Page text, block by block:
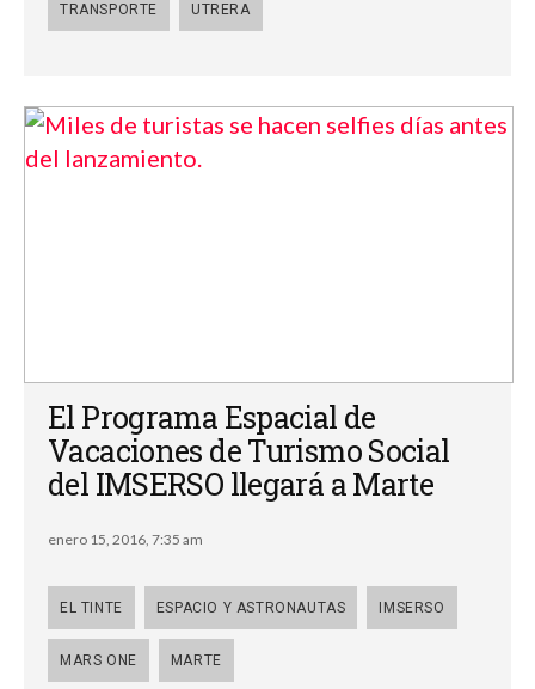
TRANSPORTE UTRERA
El Programa Espacial de
Vacaciones de Turismo Social
del IMSERSO llegará a Marte
enero 15, 2016, 7:35 am
EL TINTE ESPACIO Y ASTRONAUTAS IMSERSO
MARS ONE MARTE